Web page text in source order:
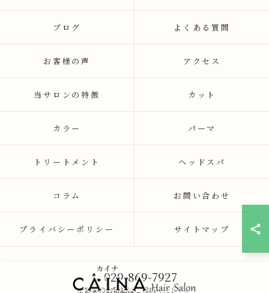
029-869-7927
※営業のお電話はご遠慮ください。
ブログ よくある質問
お客様の声 アクセス
当サロンの特徴 カット
カラー パーマ
トリートメント ヘッドスパ
コラム お問い合わせ
プライバシーポリシー サイトマップ